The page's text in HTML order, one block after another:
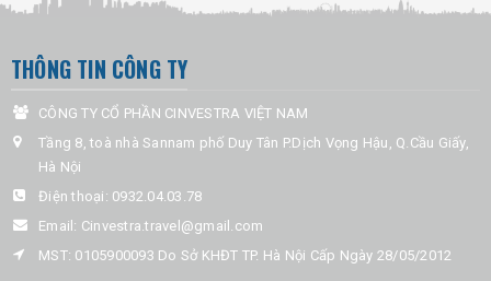
THÔNG TIN CÔNG TY
CÔNG TY CỔ PHẦN CINVESTRA VIỆT NAM
Tầng 8, toà nhà Sannam phố Duy Tân P.Dịch Vọng Hậu, Q.Cầu Giấy,
Hà Nội
Điện thoại: 0932.04.03.78
Email: Cinvestra.travel@gmail.com
MST: 0105900093 Do Sở KHĐT TP. Hà Nội Cấp Ngày 28/05/2012